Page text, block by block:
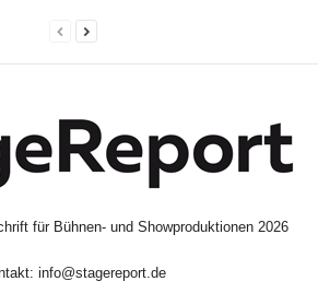
für Bühnen- und Showproduktionen 2026
info@stagereport.de